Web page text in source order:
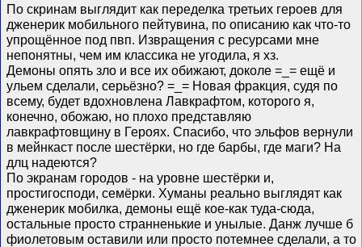
По скринам выглядит как переделка третьих героев для
дженерик мобильного пейтувина, по описанию как что-то
упрощённое под пвп. Извращения с ресурсами мне
непонятны, чем им классика не угодила, я хз.
Демоны опять зло и все их обижают, доколе =_= ещё и
ульем сделали, серьёзно? =_= Новая фракция, судя по
всему, будет вдохновлена Лавкрафтом, которого я,
конечно, обожаю, но плохо представляю
лавкрафтовщину в Героях. Спасибо, что эльфов вернули
в мейнкаст после шестёрки, но где барбы, где маги? На
длц надеются?
По экранам городов - на уровне шестёрки и,
простигосподи, семёрки. Хуманы реально выглядят как
дженерик мобилка, демоны ещё кое-как туда-сюда,
остальные просто странненькие и унылые. Данж лучше б
фиолетовым оставили или просто потемнее сделали, а то